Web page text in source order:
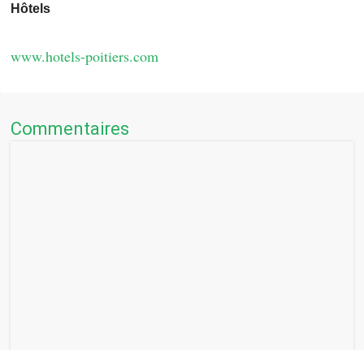
Hôtels
www.hotels-poitiers.com
Commentaires